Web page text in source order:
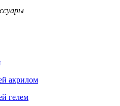
акрилом
гелем